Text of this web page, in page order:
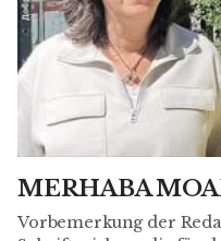
MERHABA
Vorbemerkung der